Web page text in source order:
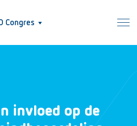
Congres
invloed op de